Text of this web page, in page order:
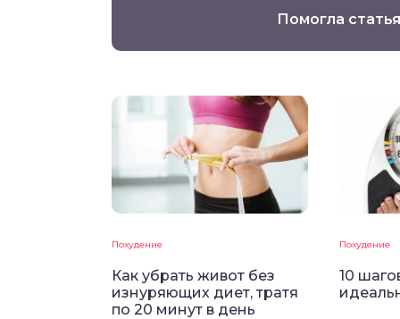
Помогла
Похудение
Как убрать живот без
изнуряющих диет, тратя
по 20 минут в день
Похудение
10